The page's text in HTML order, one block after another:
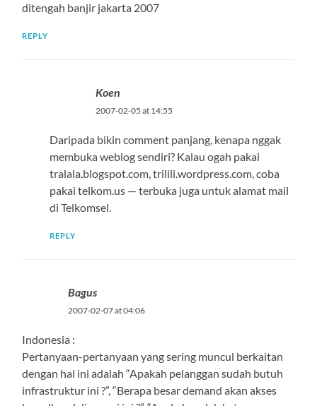
ditengah banjir jakarta 2007
REPLY
Koen
2007-02-05 at 14:55
Daripada bikin comment panjang, kenapa nggak
membuka weblog sendiri? Kalau ogah pakai
tralala.blogspot.com, trilili.wordpress.com, coba
pakai telkom.us — terbuka juga untuk alamat mail
di Telkomsel.
REPLY
Bagus
2007-02-07 at 04:06
Indonesia :
Pertanyaan-pertanyaan yang sering muncul berkaitan
dengan hal ini adalah “Apakah pelanggan sudah butuh
infrastruktur ini ?”, “Berapa besar demand akan akses